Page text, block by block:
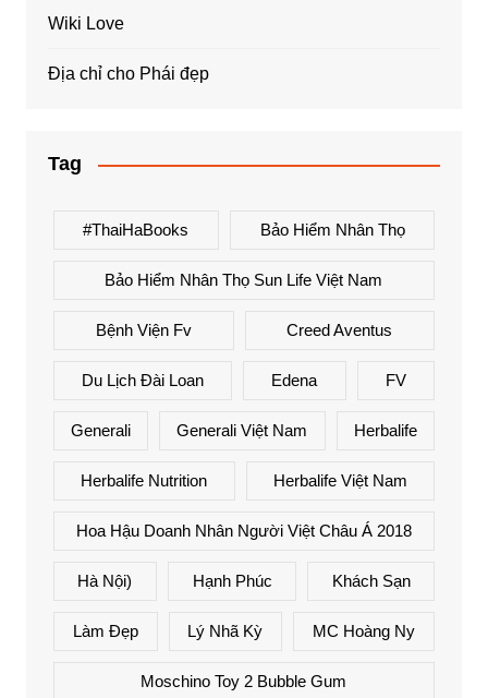
Wiki Love
Địa chỉ cho Phái đẹp
Tag
#ThaiHaBooks Bảo Hiểm Nhân Thọ
Bảo Hiểm Nhân Thọ Sun Life Việt Nam
Bệnh Viện Fv Creed Aventus
Du Lịch Đài Loan Edena FV
Generali Generali Việt Nam Herbalife
Herbalife Nutrition Herbalife Việt Nam
Hoa Hậu Doanh Nhân Người Việt Châu Á 2018
Hà Nội) Hạnh Phúc Khách Sạn
Làm Đẹp Lý Nhã Kỳ MC Hoàng Ny
Moschino Toy 2 Bubble Gum